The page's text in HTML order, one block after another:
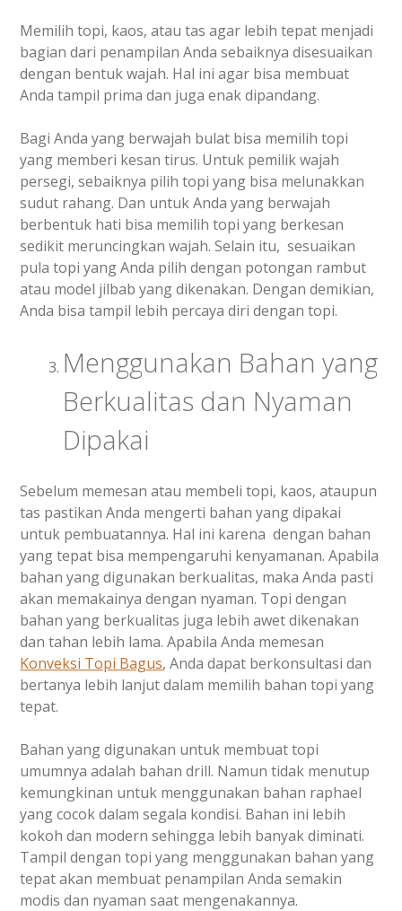
Memilih topi, kaos, atau tas agar lebih tepat menjadi
bagian dari penampilan Anda sebaiknya disesuaikan
dengan bentuk wajah. Hal ini agar bisa membuat
Anda tampil prima dan juga enak dipandang.
Bagi Anda yang berwajah bulat bisa memilih topi
yang memberi kesan tirus. Untuk pemilik wajah
persegi, sebaiknya pilih topi yang bisa melunakkan
sudut rahang. Dan untuk Anda yang berwajah
berbentuk hati bisa memilih topi yang berkesan
sedikit meruncingkan wajah. Selain itu, sesuaikan
pula topi yang Anda pilih dengan potongan rambut
atau model jilbab yang dikenakan. Dengan demikian,
Anda bisa tampil lebih percaya diri dengan topi.
Menggunakan Bahan yang
Berkualitas dan Nyaman
Dipakai
Sebelum memesan atau membeli topi, kaos, ataupun
tas pastikan Anda mengerti bahan yang dipakai
untuk pembuatannya. Hal ini karena dengan bahan
yang tepat bisa mempengaruhi kenyamanan. Apabila
bahan yang digunakan berkualitas, maka Anda pasti
akan memakainya dengan nyaman. Topi dengan
bahan yang berkualitas juga lebih awet dikenakan
dan tahan lebih lama. Apabila Anda memesan
Konveksi Topi Bagus, Anda dapat berkonsultasi dan
bertanya lebih lanjut dalam memilih bahan topi yang
tepat.
Bahan yang digunakan untuk membuat topi
umumnya adalah bahan drill. Namun tidak menutup
kemungkinan untuk menggunakan bahan raphael
yang cocok dalam segala kondisi. Bahan ini lebih
kokoh dan modern sehingga lebih banyak diminati.
Tampil dengan topi yang menggunakan bahan yang
tepat akan membuat penampilan Anda semakin
modis dan nyaman saat mengenakannya.